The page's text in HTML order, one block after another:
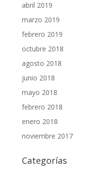
abril 2019
marzo 2019
febrero 2019
octubre 2018
agosto 2018
junio 2018
mayo 2018
febrero 2018
enero 2018
noviembre 2017
Categorías